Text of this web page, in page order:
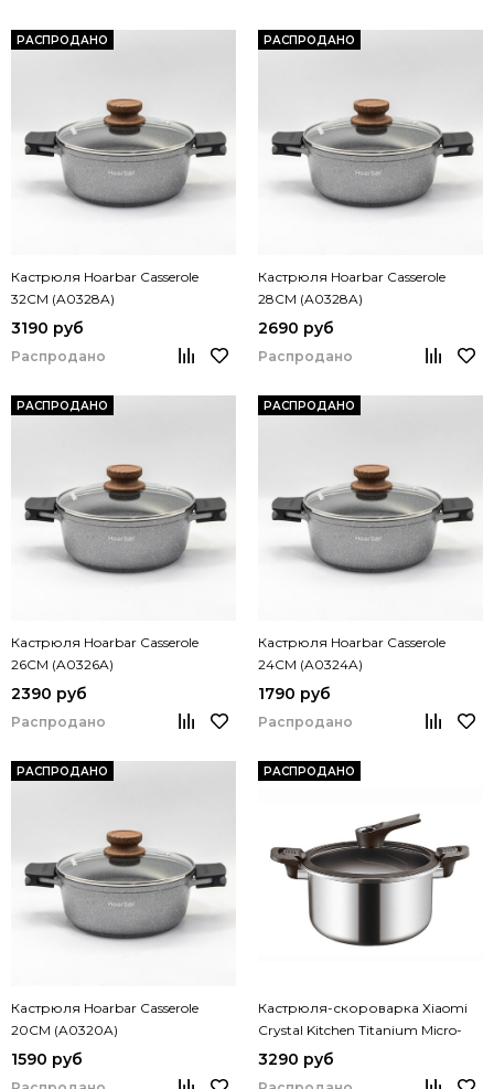
РАСПРОДАНО
Кастрюля Hoarbar Casserole
32CM (A0328A)
3190 руб
Распродано
РАСПРОДАНО
Кастрюля Hoarbar Casserole
28CM (A0328A)
2690 руб
Распродано
РАСПРОДАНО
Кастрюля Hoarbar Casserole
26CM (A0326A)
2390 руб
Распродано
РАСПРОДАНО
Кастрюля Hoarbar Casserole
24CM (A0324A)
1790 руб
Распродано
РАСПРОДАНО
Кастрюля Hoarbar Casserole
20CM (A0320A)
1590 руб
РАСПРОДАНО
Кастрюля-скороварка Xiaomi
Crystal Kitchen Titanium Micro-
Pressure Cooking Pot 28cm (JC-
WYG01)
3290 руб